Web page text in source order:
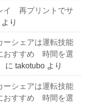
イ 再プリントでサ
より
ーシェアは運転技能
おすすめ 時間を選
にtakotubo より
ーシェアは運転技能
おすすめ 時間を選